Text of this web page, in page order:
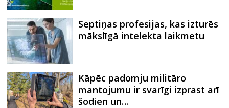
Septiņas profesijas, kas izturēs
mākslīgā intelekta laikmetu
Kāpēc padomju militāro
mantojumu ir svarīgi izprast arī
šodien un…